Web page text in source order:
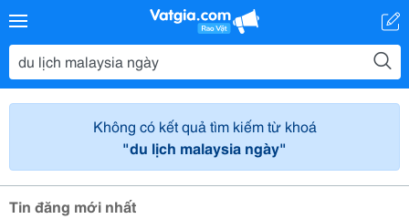
Không có kết quả tìm kiếm từ khoá
"du lịch malaysia ngày"
Tin đăng mới nhất